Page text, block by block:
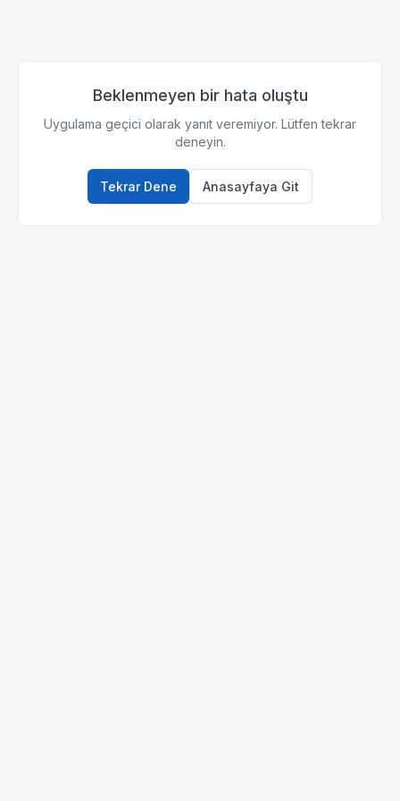
Beklenmeyen bir hata oluştu
Uygulama geçici olarak yanıt veremiyor. Lütfen tekrar
deneyin.
Tekrar Dene Anasayfaya Git